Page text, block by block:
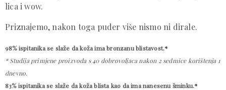
lica i wow.
Priznajemo, nakon toga puder više nismo ni dirale.
98% ispitanika se slaže da koža ima bronzanu blistavost.*
* Studija primjene proizvoda s 40 dobrovoljaca nakon 2 sedmice korištenja 1
dnevno.
83%ispitanikase slaže da koža blista kao da ima nanesenu šminku.*